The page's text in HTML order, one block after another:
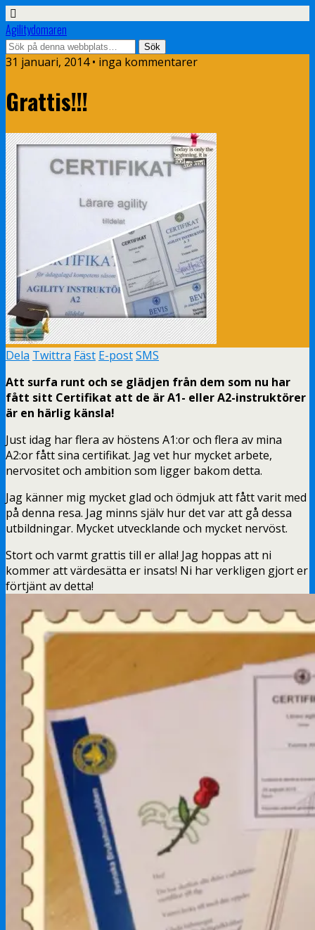
Agilitydomaren
31 januari, 2014 • inga kommentarer
Grattis!!!
Dela Twittra Fäst E-postSMS
Att surfa runt och se glädjen från dem som nu har
fått sitt Certifikat att de är A1- eller A2-instruktörer
är en härlig känsla!
Just idag har flera av höstens A1:or och flera av mina
A2:or fått sina certifikat. Jag vet hur mycket arbete,
nervositet och ambition som ligger bakom detta.
Jag känner mig mycket glad och ödmjuk att fått varit med
på denna resa. Jag minns själv hur det var att gå dessa
utbildningar. Mycket utvecklande och mycket nervöst.
Stort och varmt grattis till er alla! Jag hoppas att ni
kommer att värdesätta er insats! Ni har verkligen gjort er
förtjänt av detta!